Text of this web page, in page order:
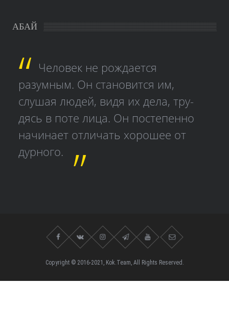
АБАЙ
Человек не рождается
разумным. Он становится им,
слушая людей, видя их дела, тру­
дясь в поте лица. Он постепенно
начинает отличать хорошее от
дурного.
Copyright © 2016-2021, Kok.Team, All Rights Reserved.